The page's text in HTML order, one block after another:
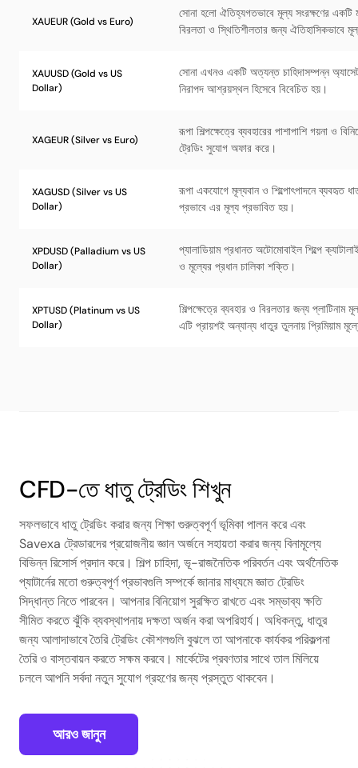
XAUEUR (Gold vs Euro)
সোনা হলো ঐতিহ্যগতভাবে মূল্য সংরক্ষণের একটি
বিরলতা ও স্থিতিশীলতার জন্য ঐতিহাসিকভাবে
XAUUSD (Gold vs US
Dollar)
সোনা এখনও একটি অত্যন্ত চাহিদাসম্পন্ন
নিরাপদ আশ্রয়স্থল হিসেবে বিবেচিত হয়।
XAGEUR (Silver vs Euro)
রূপা শিল্পক্ষেত্রে ব্যবহারের পাশাপাশি গয়না ও
ট্রেডিং সুযোগ অফার করে।
XAGUSD (Silver vs US
Dollar)
রূপা একযোগে মূল্যবান ও শিল্পোৎপাদনে ব্যবহৃত
প্রভাবে এর মূল্য প্রভাবিত হয়।
XPDUSD (Palladium vs US
Dollar)
প্যালাডিয়াম প্রধানত অটোমোবাইল শিল্পে
ও মূল্যের প্রধান চালিকা শক্তি।
XPTUSD (Platinum vs US
Dollar)
শিল্পক্ষেত্রে ব্যবহার ও বিরলতার জন্য প্লাটিনাম
এটি প্রায়শই অন্যান্য ধাতুর তুলনায় প্রিমিয়াম
CFD-তে ধাতু ট্রেডিং শিখুন
সফলভাবে ধাতু ট্রেডিং করার জন্য শিক্ষা গুরুত্বপূর্ণ ভূমিকা পালন করে এবং
Savexa ট্রেডারদের প্রয়োজনীয় জ্ঞান অর্জনে সহায়তা করার জন্য বিনামূল্যে
বিভিন্ন রিসোর্স প্রদান করে। শিল্প চাহিদা, ভূ-রাজনৈতিক পরিবর্তন এবং অর্থনৈতিক
প্যাটার্নের মতো গুরুত্বপূর্ণ প্রভাবগুলি সম্পর্কে জানার মাধ্যমে জ্ঞাত ট্রেডিং
সিদ্ধান্ত নিতে পারবেন। আপনার বিনিয়োগ সুরক্ষিত রাখতে এবং সম্ভাব্য ক্ষতি
সীমিত করতে ঝুঁকি ব্যবস্থাপনায় দক্ষতা অর্জন করা অপরিহার্য। অধিকন্তু, ধাতুর
জন্য আলাদাভাবে তৈরি ট্রেডিং কৌশলগুলি বুঝলে তা আপনাকে কার্যকর পরিকল্পনা
তৈরি ও বাস্তবায়ন করতে সক্ষম করবে। মার্কেটের প্রবণতার সাথে তাল মিলিয়ে
চললে আপনি সর্বদা নতুন সুযোগ গ্রহণের জন্য প্রস্তুত থাকবেন।
আরও জানুন